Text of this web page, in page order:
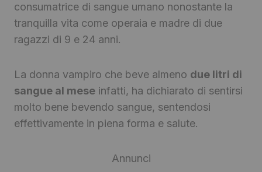
consumatrice di sangue umano nonostante la
tranquilla vita come operaia e madre di due
ragazzi di 9 e 24 anni.
La donna vampiro che beve almeno due litri di
sangue al mese infatti, ha dichiarato di sentirsi
molto bene bevendo sangue, sentendosi
effettivamente in piena forma e salute.
Annunci